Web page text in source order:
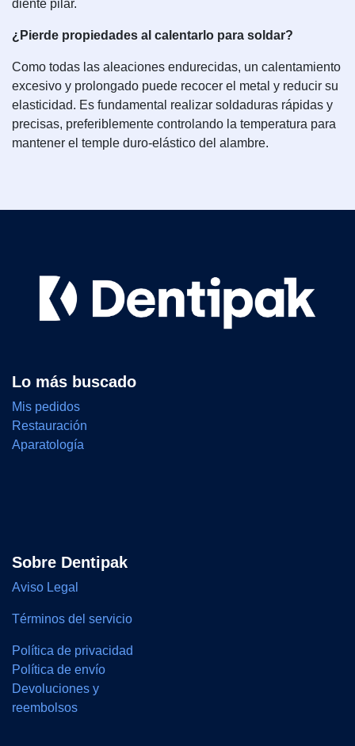
diente pilar.
¿Pierde propiedades al calentarlo para soldar?
Como todas las aleaciones endurecidas, un calentamiento
excesivo y prolongado puede recocer el metal y reducir su
elasticidad. Es fundamental realizar soldaduras rápidas y
precisas, preferiblemente controlando la temperatura para
mantener el temple duro-elástico del alambre.
Lo más buscado
Mis pedidos
Restauración
Aparatología
Sobre Dentipak
Aviso Legal
Términos del servicio
Política de privacidad
Política de envío
Devoluciones y
reembolsos